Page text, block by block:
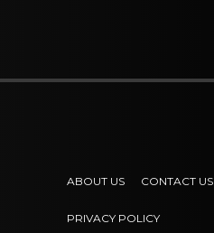
ABOUT US CONTACT US
PRIVACY POLICY